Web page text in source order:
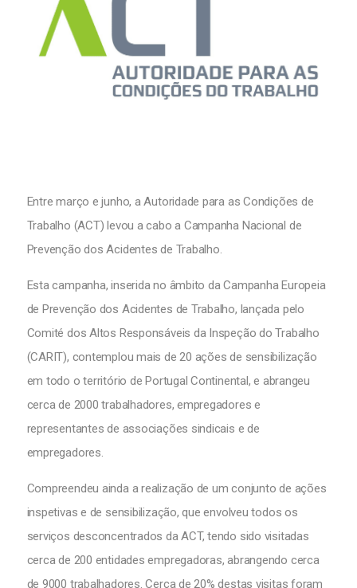
Entre março e junho, a Autoridade para as Condições de
Trabalho (ACT) levou a cabo a Campanha Nacional de
Prevenção dos Acidentes de Trabalho.
Esta campanha, inserida no âmbito da Campanha Europeia
de Prevenção dos Acidentes de Trabalho, lançada pelo
Comité dos Altos Responsáveis da Inspeção do Trabalho
(CARIT), contemplou mais de 20 ações de sensibilização
em todo o território de Portugal Continental, e abrangeu
cerca de 2000 trabalhadores, empregadores e
representantes de associações sindicais e de
empregadores.
Compreendeu ainda a realização de um conjunto de ações
inspetivas e de sensibilização, que envolveu todos os
serviços desconcentrados da ACT, tendo sido visitadas
cerca de 200 entidades empregadoras, abrangendo cerca
de 9000 trabalhadores. Cerca de 20% destas visitas foram